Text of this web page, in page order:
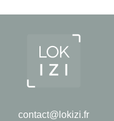
contact@lokizi.fr